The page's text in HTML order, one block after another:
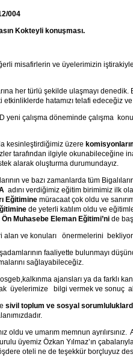
004
Kokteyli konuşması.
misafirlerin ve üyelerimizin
her türlü şekilde ulaşmayı denedik.
hatamızı telafi edeceğiz
yeni çalışma döneminde çalışma
kesinleştirdiğimiz üzere
tarafından ilgiyle okunabileceğine
alarak oluşturma durumundayız.
ve bazı zamanlarda tüm
adını verdiğimiz eğitim birimimiz ilk
Eğitimine müracaat çok oldu ve
de yeterli katılım oldu ve
Ön Muhasebe Eleman Eğitimi’ni de
alan ve konuları önermelerini
faaliyette bulunmayı
sağlayabileceğiz.
ajansları ya da farklı
üyelerimize bilgi vermek ve sonuç
sivil toplum ve sosyal
oldu ve umarım memnun
üyemiz Özkan Yılmaz’ın
oteli ne de teşekkür borçluyuz